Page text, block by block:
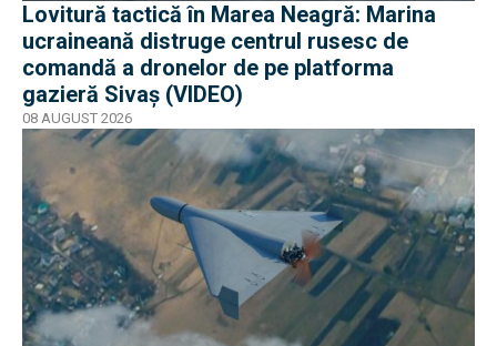
Lovitură tactică în Marea Neagră: Marina
ucraineană distruge centrul rusesc de
comandă a dronelor de pe platforma
gazieră Sivaș (VIDEO)
08 AUGUST 2026